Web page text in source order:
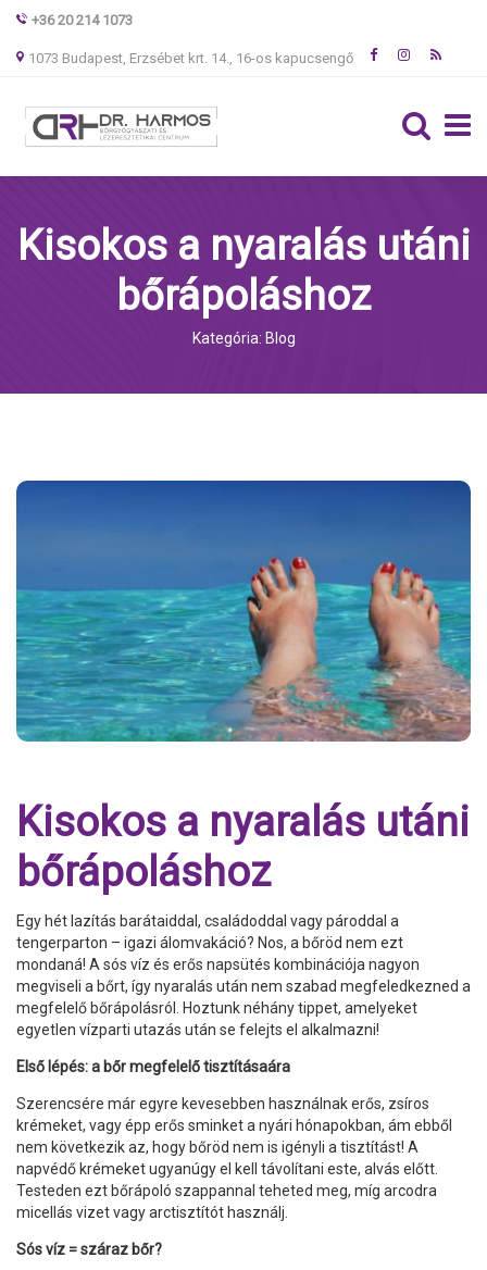
+36 20 214 1073
1073 Budapest, Erzsébet krt. 14., 16-os kapucsengő
Kisokos a nyaralás utáni
bőrápoláshoz
Kategória: Blog
Kisokos a nyaralás utáni
bőrápoláshoz
Egy hét lazítás barátaiddal, családoddal vagy pároddal a
tengerparton – igazi álomvakáció? Nos, a bőröd nem ezt
mondaná! A sós víz és erős napsütés kombinációja nagyon
megviseli a bőrt, így nyaralás után nem szabad megfeledkezned a
megfelelő bőrápolásról. Hoztunk néhány tippet, amelyeket
egyetlen vízparti utazás után se felejts el alkalmazni!
Első lépés: a bőr megfelelő tisztításaára
Szerencsére már egyre kevesebben használnak erős, zsíros
krémeket, vagy épp erős sminket a nyári hónapokban, ám ebből
nem következik az, hogy bőröd nem is igényli a tisztítást! A
napvédő krémeket ugyanúgy el kell távolítani este, alvás előtt.
Testeden ezt bőrápoló szappannal teheted meg, míg arcodra
micellás vizet vagy arctisztítót használj.
Sós víz = száraz bőr?